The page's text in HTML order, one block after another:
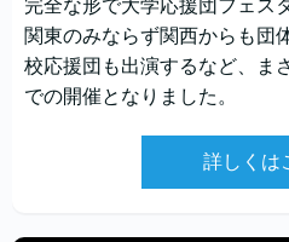
完全な形で大学応援団フェス
関東のみならず関西からも団
校応援団も出演するなど、ま
での開催となりました。
詳しくは